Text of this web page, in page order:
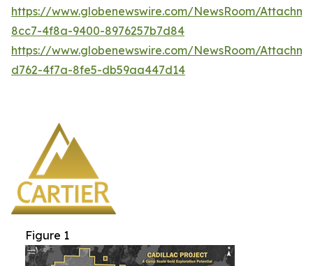
https://www.globenewswire.com/NewsRoom/
8cc7-4f8a-9400-8976257b7d84
https://www.globenewswire.com/NewsRoom/
d762-4f7a-8fe5-db59aa447d14
Figure 1